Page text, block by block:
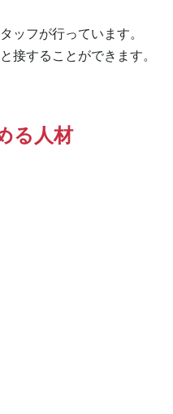
ッフが行っています。
することができます。
る人材